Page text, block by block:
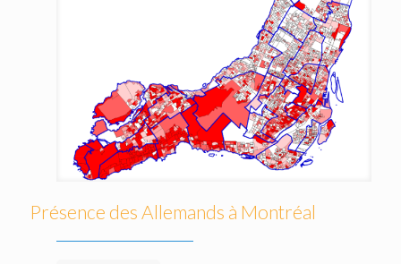
Présence des Allemands à Montréal